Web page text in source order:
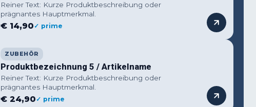
Reiner Text: Kurze Produktbeschreibung oder
prägnantes Hauptmerkmal.
€ 14,90✓ prime
ZUBEHÖR
Produktbezeichnung 5 / Artikelname
Reiner Text: Kurze Produktbeschreibung oder
prägnantes Hauptmerkmal.
€ 24,90✓ prime